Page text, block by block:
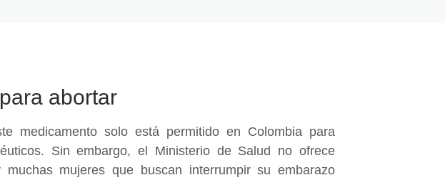
abortar
medicamento solo está permitido en Colombia para
Sin embargo, el Ministerio de Salud no ofrece
muchas mujeres que buscan interrumpir su embarazo